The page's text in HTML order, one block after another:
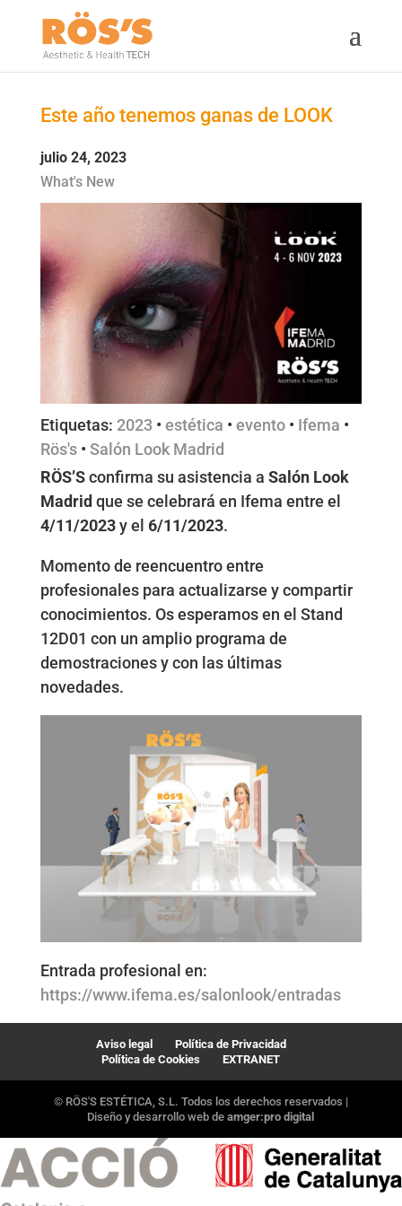
Este año tenemos ganas de LOOK
julio 24, 2023
What's New
Etiquetas: 2023 • estética • evento• Ifema •
Rös's• Salón Look Madrid
RÖS’Sconfirma su asistencia a Salón Look
Madrid que se celebrará en Ifema entre el
4/11/2023y el 6/11/2023.
Momento de reencuentro entre
profesionales para actualizarse y compartir
conocimientos. Os esperamos en el Stand
12D01 con un amplio programa de
demostraciones y con las últimas
novedades.
Entrada profesional en:
https://www.ifema.es/salonlook/entradas
Aviso legal
Política de Privacidad
Política de Cookies
EXTRANET
© RÖS'S ESTÉTICA, S.L. Todos los derechos reservados |
Diseño y desarrollo web deamger:pro digital